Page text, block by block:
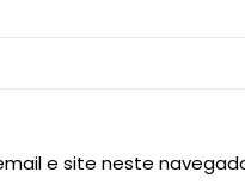
e site neste